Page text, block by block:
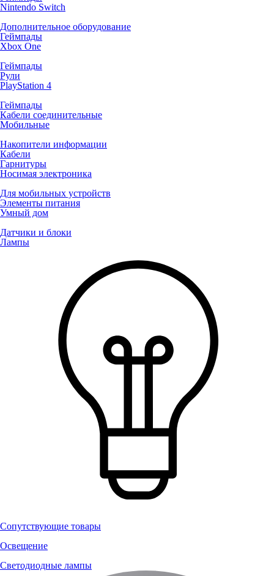
Nintendo Switch
Дополнительное оборудование
Геймпады
Xbox One
Геймпады
Рули
PlayStation 4
Геймпады
Кабели соединительные
Мобильные
Накопители информации
Кабели
Гарнитуры
Носимая электроника
Для мобильных устройств
Элементы питания
Умный дом
Датчики и блоки
Лампы
Сопутствующие товары
Освещение
Светодиодные лампы